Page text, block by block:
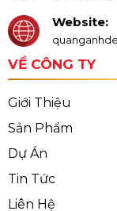
Website:
VỀ CÔNG TY
Giới Thiệu
Sản Phẩm
Dự Án
Tin Tức
Liên Hệ